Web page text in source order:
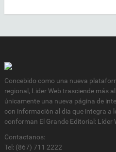
Concebido como una nueva
regional, Lider Web trasciende más
únicamente una nueva página de
con información al día que integra a
conforman El Grande Editorial: Líder
Contactanos:
Tel: (867) 711 2222